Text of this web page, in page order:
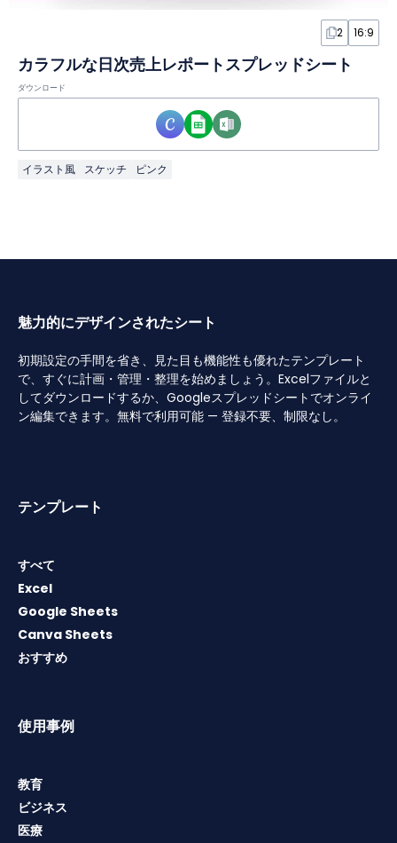
2 16:9
カラフルな日次売上レポートスプレッドシート
ダウンロード
イラスト風 スケッチ ピンク
魅力的にデザインされたシート
初期設定の手間を省き、見た目も機能性も優れたテンプレート
で、すぐに計画・管理・整理を始めましょう。Excelファイルと
してダウンロードするか、Googleスプレッドシートでオンライ
ン編集できます。無料で利用可能 — 登録不要、制限なし。
テンプレート
すべて
Excel
Google Sheets
Canva Sheets
おすすめ
使用事例
教育
ビジネス
医療